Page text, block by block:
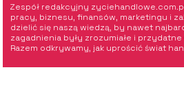
Zespół redakcyjny
pracy, biznesu, finansów, marketingu i
dzielić się naszą wiedzą, by nawet
zagadnienia były zrozumiałe i
Razem odkrywamy, jak uprościć świat